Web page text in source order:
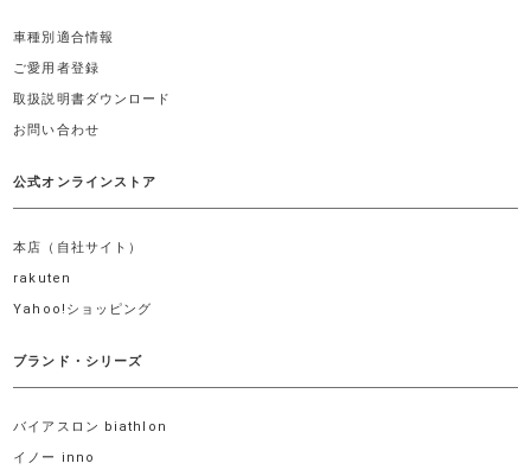
車種別適合情報
ご愛用者登録
取扱説明書ダウンロード
お問い合わせ
公式オンラインストア
本店（自社サイト）
rakuten
Yahoo!ショッピング
ブランド・シリーズ
バイアスロン biathlon
イノー inno